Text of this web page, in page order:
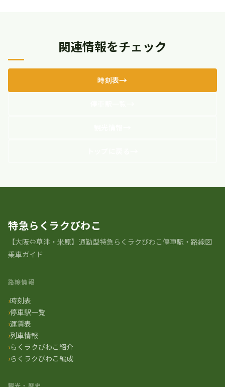
関連情報をチェック
時刻表
特急らくラクびわこ
【大阪⇔草津・米原】通勤型特急らくラクびわこ停車駅・路線図
乗車ガイド
路線情報
時刻表
停車駅一覧
運賃表
列車情報
らくラクびわこ紹介
らくラクびわこ編成
観光・歴史